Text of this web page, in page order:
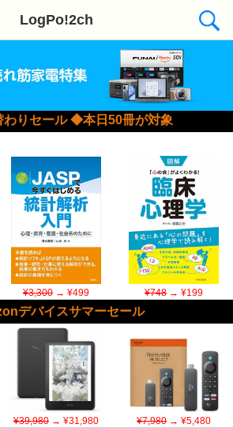
LogPo!2ch
わりセール ◆本日50冊が対象
¥3,300→ ¥499 ¥748→ ¥199
デバイスサマーセール
¥39,980→ ¥31,980 ¥7,980→ ¥5,480